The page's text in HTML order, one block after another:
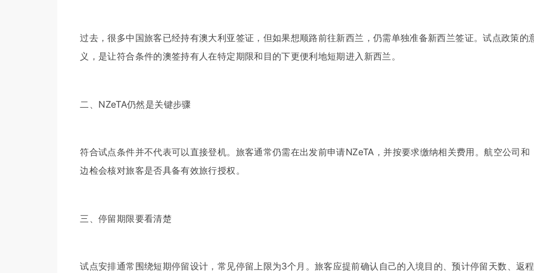
过去，很多中国旅客已经持有澳大利亚签证，但如果想顺路前往新西兰，仍需单独准备新西兰签证。试点政策的
义，是让符合条件的澳签持有人在特定期限和目的下更便利地短期进入新西兰。
二、NZeTA仍然是关键步骤
符合试点条件并不代表可以直接登机。旅客通常仍需在出发前申请NZeTA，并按要求缴纳相关费用。航空公司和
边检会核对旅客是否具备有效旅行授权。
三、停留期限要看清楚
试点安排通常围绕短期停留设计，常见停留上限为3个月。旅客应提前确认自己的入境目的、预计停留天数、返程